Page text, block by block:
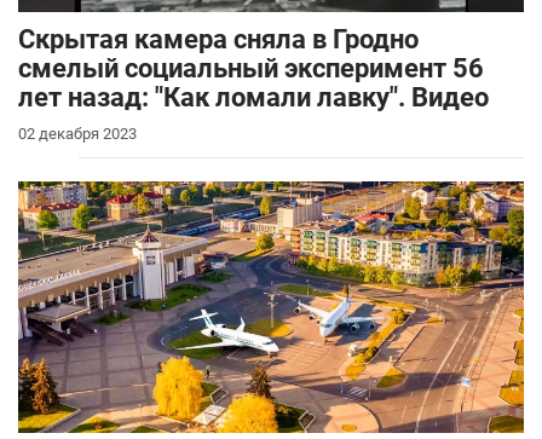
Скрытая камера сняла в Гродно
смелый социальный эксперимент 56
лет назад: "Как ломали лавку". Видео
02 декабря 2023